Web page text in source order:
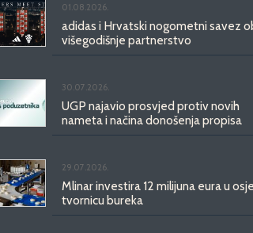
01.08.2026.
adidas i Hrvatski nogometni savez
višegodišnje partnerstvo
30.07.2026.
UGP najavio prosvjed protiv novih
nameta i načina donošenja propisa
29.07.2026.
Mlinar investira 12 milijuna eura u
tvornicu bureka